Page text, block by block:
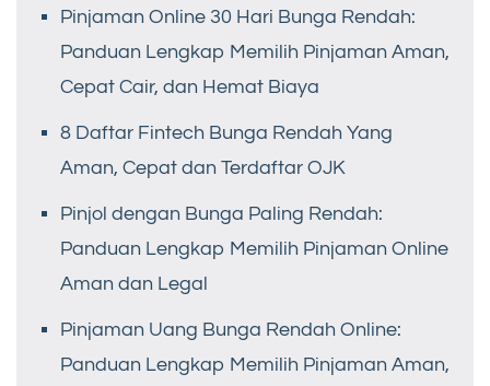
Pinjaman Online 30 Hari Bunga Rendah:
Panduan Lengkap Memilih Pinjaman Aman,
Cepat Cair, dan Hemat Biaya
8 Daftar Fintech Bunga Rendah Yang
Aman, Cepat dan Terdaftar OJK
Pinjol dengan Bunga Paling Rendah:
Panduan Lengkap Memilih Pinjaman Online
Aman dan Legal
Pinjaman Uang Bunga Rendah Online:
Panduan Lengkap Memilih Pinjaman Aman,